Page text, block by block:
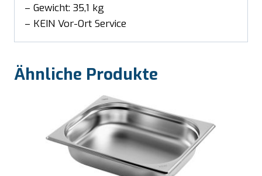
– Gewicht: 35,1 kg
– KEIN Vor-Ort Service
Ähnliche Produkte